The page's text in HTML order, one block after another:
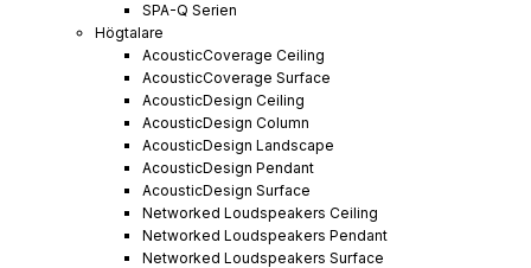
SPA-Q Serien
Högtalare
AcousticCoverage Ceiling
AcousticCoverage Surface
AcousticDesign Ceiling
AcousticDesign Column
AcousticDesign Landscape
AcousticDesign Pendant
AcousticDesign Surface
Networked Loudspeakers Ceiling
Networked Loudspeakers Pendant
Networked Loudspeakers Surface